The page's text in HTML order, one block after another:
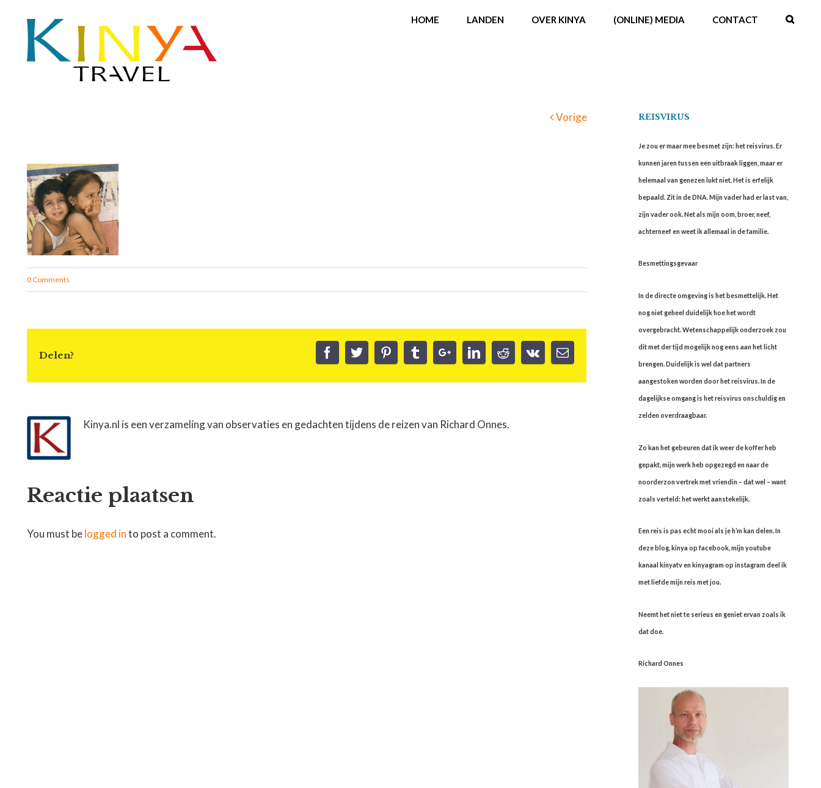
HOME LANDEN OVER KINYA (ONLINE) MEDIA CONTACT
Vorige
0 Comments
Delen?
Kinya.nl is een verzameling van observaties en gedachten tijdens de reizen van Richard Onnes.
Reactie plaatsen
You must belogged into post a comment.
REISVIRUS
Je zou er maar mee besmet zijn: het reisvirus. Er
kunnen jaren tussen een uitbraak liggen, maar er
helemaal van genezen lukt niet. Het is erfelijk
bepaald. Zit in de DNA. Mijn vader had er last van,
zijn vader ook. Net als mijn oom, broer, neef,
achterneef en weet ik allemaal in de familie.
Besmettingsgevaar
In de directe omgeving is het besmettelijk. Het
nog niet geheel duidelijk hoe het wordt
overgebracht. Wetenschappelijk onderzoek zou
dit met der tijd mogelijk nog eens aan het licht
brengen. Duidelijk is wel dat partners
aangestoken worden door het reisvirus. In de
dagelijkse omgang is het reisvirus onschuldig en
zelden overdraagbaar.
Zo kan het gebeuren dat ik weer de koffer heb
gepakt, mijn werk heb opgezegd en naar de
noorderzon vertrek met vriendin – dat wel – want
zoals verteld: het werkt aanstekelijk.
Een reis is pas echt mooi als je h’m kan delen. In
deze blog, kinya op facebook, mijn youtube
kanaal kinyatv en kinyagram op instagram deel ik
met liefde mijn reis met jou.
Neemt het niet te serieus en geniet ervan zoals ik
dat doe.
Richard Onnes